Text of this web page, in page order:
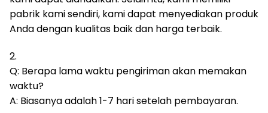
pabrik kami sendiri, kami dapat menyediakan produk
Anda dengan kualitas baik dan harga terbaik.
2.
Q: Berapa lama waktu pengiriman akan memakan
waktu?
A: Biasanya adalah 1-7 hari setelah pembayaran.